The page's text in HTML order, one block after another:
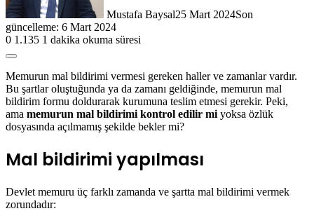
Mustafa Baysal25 Mart 2024Son
güncelleme: 6 Mart 2024
0 1.135 1 dakika okuma süresi
Memurun mal bildirimi vermesi gereken haller ve zamanlar vardır.
Bu şartlar oluştuğunda ya da zamanı geldiğinde, memurun mal
bildirim formu doldurarak kurumuna teslim etmesi gerekir. Peki,
ama memurun mal bildirimi kontrol edilir mi yoksa özlük
dosyasında açılmamış şekilde bekler mi?
Mal bildirimi yapılması
Devlet memuru üç farklı zamanda ve şartta mal bildirimi vermek
zorundadır: